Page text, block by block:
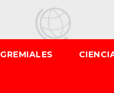
GREMIALES